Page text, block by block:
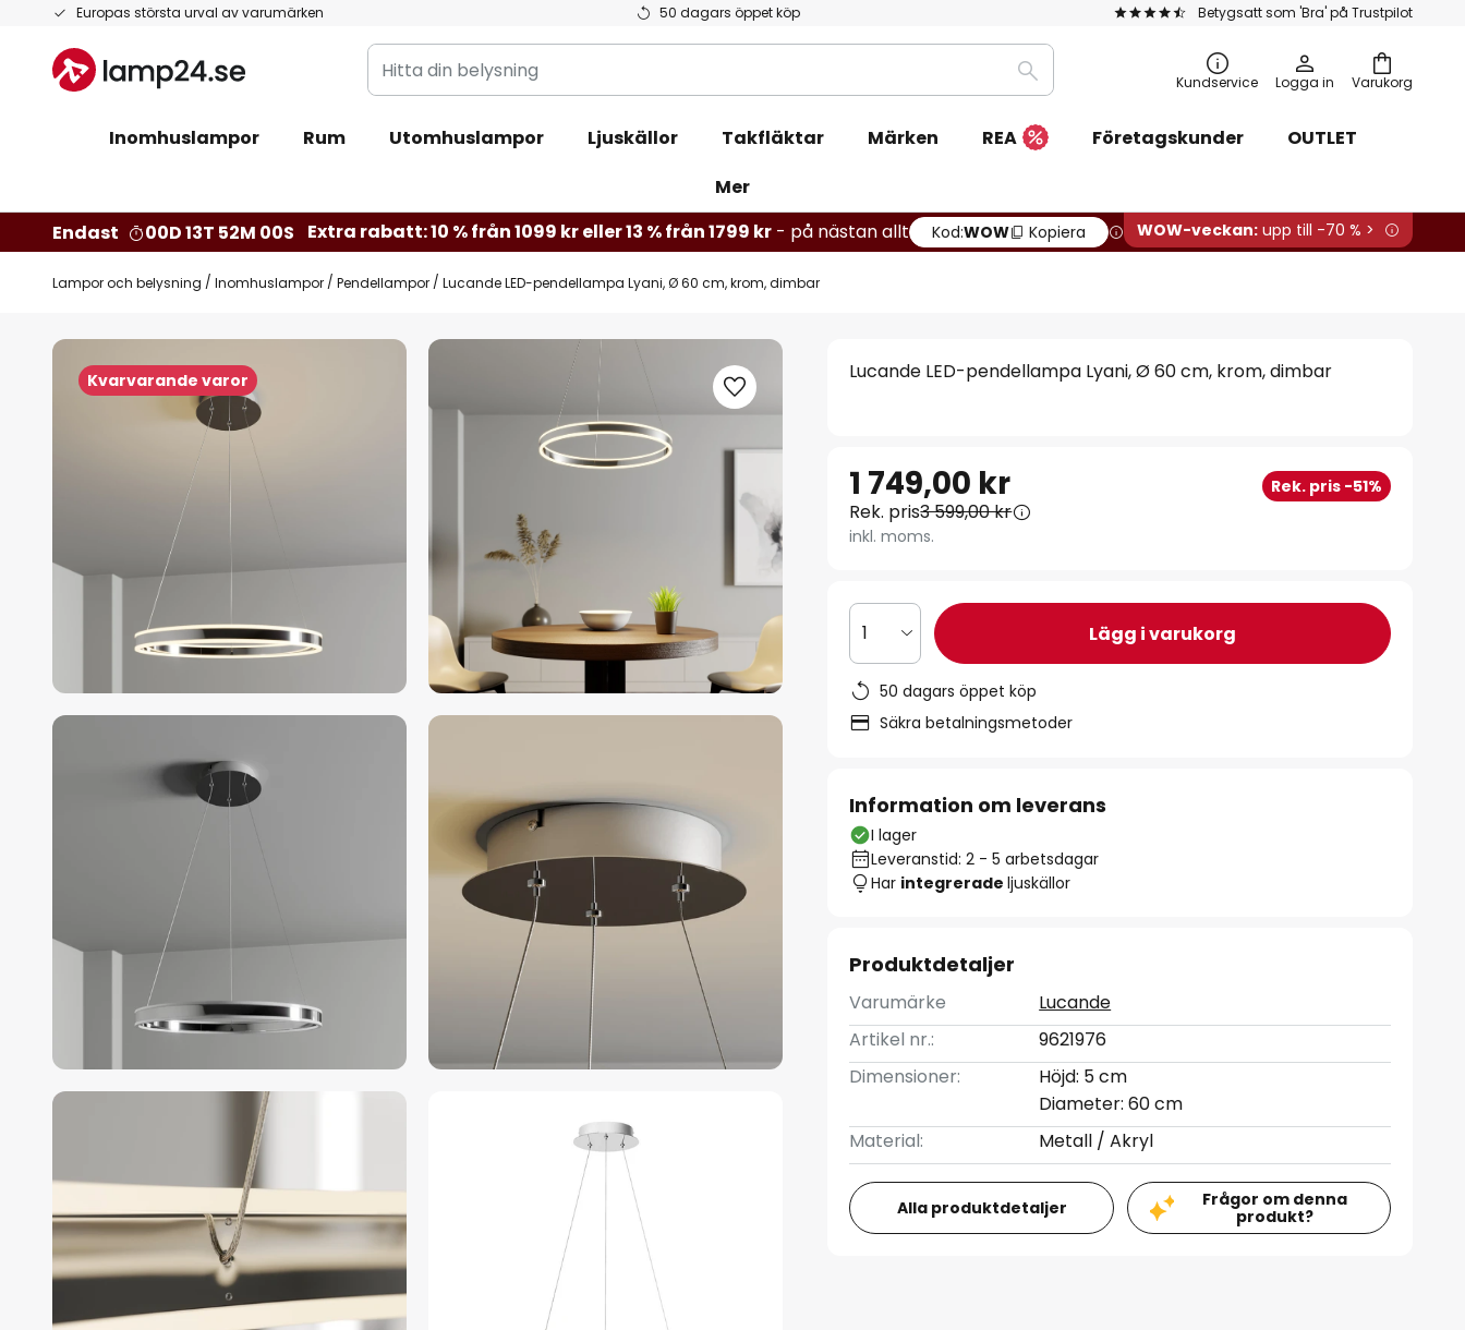
Europas största urval av varumärken 50 dagars öppet köp Betygsatt som 'Bra' på Trustpilot
Hoppa
innehållet
Varukorg
Hitta
din
Sök Kundservice Logga in
Inomhuslampor Rum Utomhuslampor Ljuskällor Takfläktar Märken REA Företagskunder
OUTLET
Mer
Endast
00D 13T 51M 59S Extra rabatt: 10 % från 1099 kr eller 13 % från 1799 kr - på nästan allt Kod:WOW Kopiera WOW-veckan: upp till -70 % >
Lampor och belysning Inomhuslampor Pendellampor Lucande LED-pendellampa Lyani, Ø 60 cm, krom, dimbar
Kvarvarande varor
Hoppa
Lucande LED-pendellampa Lyani, Ø 60 cm, krom, dimbar
1 749,00 kr Rek. pris -51%
Rek. pris3 599,00 kr
inkl. moms.
1 Lägg i varukorg
50 dagars öppet köp
Säkra betalningsmetoder
Information om leverans
I lager
Leveranstid: 2 - 5 arbetsdagar
Har integreradeljuskällor
Produktdetaljer
Varumärke
Lucande
Artikel nr.:
9621976
Dimensioner:
Höjd: 5 cm
Diameter: 60 cm
Material:
Metall / Akryl
Alla produktdetaljer
Frågor om denna
produkt?